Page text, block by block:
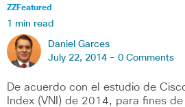
ZZFeatured
1 min read
Daniel Garces
July 22, 2014 - 0 Comments
De acuerdo con el estudio de
Index (VNI) de 2014, para fines